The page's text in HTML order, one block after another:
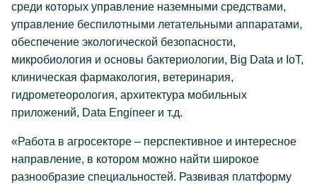
среди которых управление наземными средствами,
управление беспилотными летательными аппаратами,
обеспечение экологической безопасности,
микробиология и основы бактериологии, Big Data и IoT,
клиническая фармакология, ветеринария,
гидрометеорология, архитектура мобильных
приложений, Data Engineer и т.д.
«Работа в агросекторе – перспективное и интересное
направление, в котором можно найти широкое
разнообразие специальностей. Развивая платформу